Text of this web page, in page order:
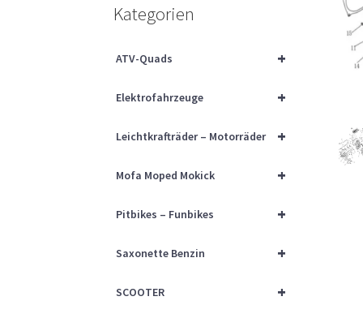
Kategorien
+
ATV-Quads
+
Elektrofahrzeuge
+
Leichtkrafträder – Motorräder
+
Mofa Moped Mokick
+
Pitbikes – Funbikes
+
Saxonette Benzin
+
SCOOTER